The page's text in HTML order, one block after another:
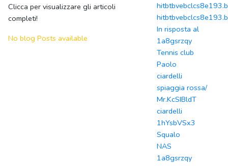
Clicca per visualizzare gli articoli
completi!
No blog Posts available
In risposta al
1a8gsrzqy
Tennis club
Paolo
ciardelli
spiaggia rossa/
Mr.KcSIBldT
ciardelli
1hYsbVSx3
Squalo
NAS
1a8gsrzqy